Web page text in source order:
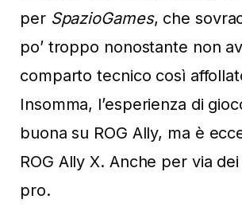
per SpazioGames, che
po’ troppo nonostante non
comparto tecnico così
Insomma, l’esperienza di
buona su ROG Ally, ma è
ROG Ally X. Anche per via
pro.